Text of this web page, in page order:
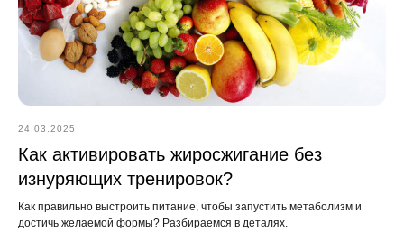
24.03.2025
Как активировать жиросжигание без
изнуряющих тренировок?
Как правильно выстроить питание, чтобы запустить метаболизм и
достичь желаемой формы? Разбираемся в деталях.